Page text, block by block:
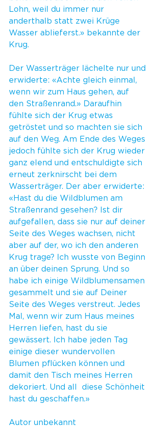
Lohn, weil du immer nur
anderthalb statt zwei Krüge
Wasser ablieferst.» bekannte der
Krug.
Der Wasserträger lächelte nur und
erwiderte: «Achte gleich einmal,
wenn wir zum Haus gehen, auf
den Straßenrand.» Daraufhin
fühlte sich der Krug etwas
getröstet und so machten sie sich
auf den Weg. Am Ende des Weges
jedoch fühlte sich der Krug wieder
ganz elend und entschuldigte sich
erneut zerknirscht bei dem
Wasserträger. Der aber erwiderte:
«Hast du die Wildblumen am
Straßenrand gesehen? Ist dir
aufgefallen, dass sie nur auf deiner
Seite des Weges wachsen, nicht
aber auf der, wo ich den anderen
Krug trage? Ich wusste von Beginn
an über deinen Sprung. Und so
habe ich einige Wildblumensamen
gesammelt und sie auf Deiner
Seite des Weges verstreut. Jedes
Mal, wenn wir zum Haus meines
Herren liefen, hast du sie
gewässert. Ich habe jeden Tag
einige dieser wundervollen
Blumen pflücken können und
damit den Tisch meines Herren
dekoriert. Und all  diese Schönheit
hast du geschaffen.»
Autor unbekannt